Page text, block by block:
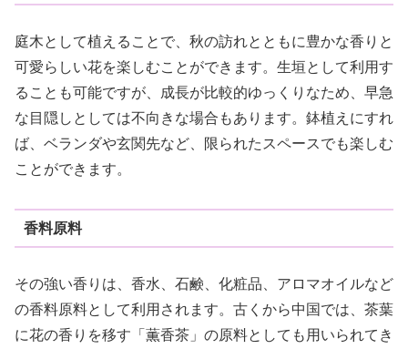
庭木として植えることで、秋の訪れとともに豊かな香りと
可愛らしい花を楽しむことができます。生垣として利用す
ることも可能ですが、成長が比較的ゆっくりなため、早急
な目隠しとしては不向きな場合もあります。鉢植えにすれ
ば、ベランダや玄関先など、限られたスペースでも楽しむ
ことができます。
香料原料
その強い香りは、香水、石鹸、化粧品、アロマオイルなど
の香料原料として利用されます。古くから中国では、茶葉
に花の香りを移す「薫香茶」の原料としても用いられてき